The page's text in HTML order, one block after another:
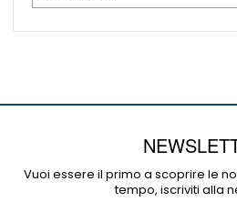
Vuoi essere il primo a scoprire le
tempo, iscriviti alla